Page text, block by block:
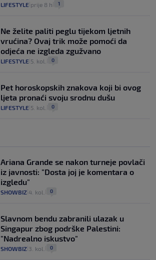
LIFESTYLE prije 8 h 1
Ne želite paliti peglu tijekom ljetnih
vrućina? Ovaj trik može pomoći da
odjeća ne izgleda zgužvano
LIFESTYLE 5. kol. 0
Pet horoskopskih znakova koji bi ovog
ljeta pronaći svoju srodnu dušu
LIFESTYLE 5. kol. 0
Ariana Grande se nakon turneje povlači
iz javnosti: "Dosta joj je komentara o
izgledu"
SHOWBIZ 4. kol. 0
Slavnom bendu zabranili ulazak u
Singapur zbog podrške Palestini:
"Nadrealno iskustvo"
SHOWBIZ 3. kol. 0